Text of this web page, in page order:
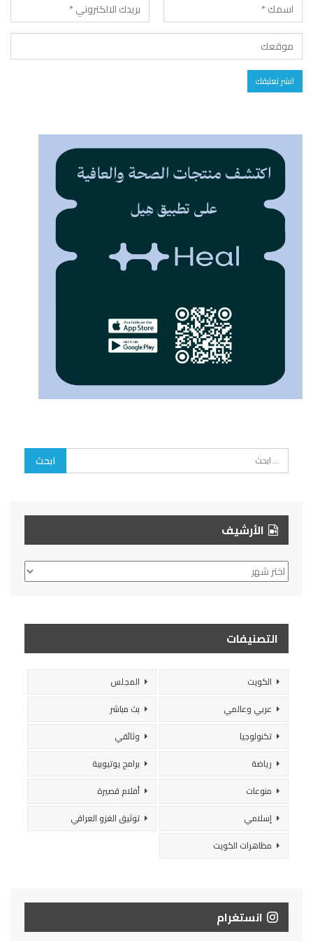
الأرشيف
الأرشيف
التصنيفات
الكويت
المجلس
عربي وعالمي
بث مباشر
تكنولوجيا
وثائقي
رياضة
برامج يوتيوبية
منوعات
أفلام قصيرة
إسلامي
توثيق الغزو العراقي
مظاهرات الكويت
انستغرام